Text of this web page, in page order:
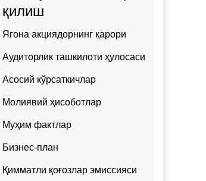
қилиш
Ягона акциядорнинг қарори
Аудиторлик ташкилоти ҳулосаси
Асосий кўрсаткичлар
Молиявий ҳисоботлар
Муҳим фактлар
Бизнес-план
Қимматли қоғозлар эмиссияси